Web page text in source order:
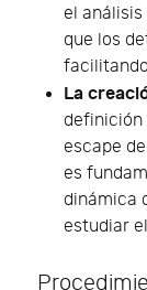
el
que los
La
definición
escape
es
dinámica
estudiar